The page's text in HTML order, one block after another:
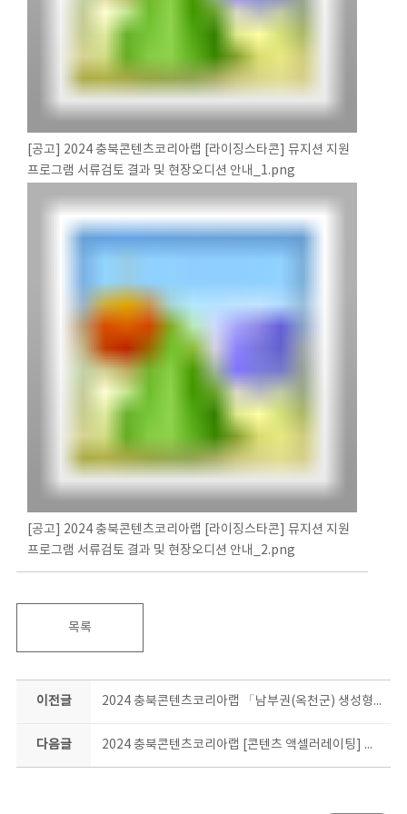
[공고] 2024 충북콘텐츠코리아랩 [라이징스타콘] 뮤지션 지원
프로그램 서류검토 결과 및 현장오디션 안내_1.png
[공고] 2024 충북콘텐츠코리아랩 [라이징스타콘] 뮤지션 지원
프로그램 서류검토 결과 및 현장오디션 안내_2.png
목록
이전글 2024 충북콘텐츠코리아랩 「남부권(옥천군) 생성형AI 이미지크리에이션」 수강생 모집 공고 (마감)
다음글 2024 충북콘텐츠코리아랩 [콘텐츠 액셀러레이팅] 올데이컨설팅 프로그램